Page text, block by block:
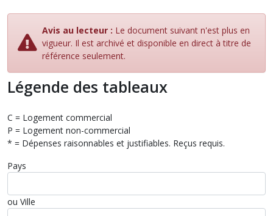
Avis au lecteur : Le document suivant n'est plus en
vigueur. Il est archivé et disponible en direct à titre de
référence seulement.
Légende des tableaux
C = Logement commercial
P = Logement non-commercial
* = Dépenses raisonnables et justifiables. Reçus requis.
Pays
ou Ville